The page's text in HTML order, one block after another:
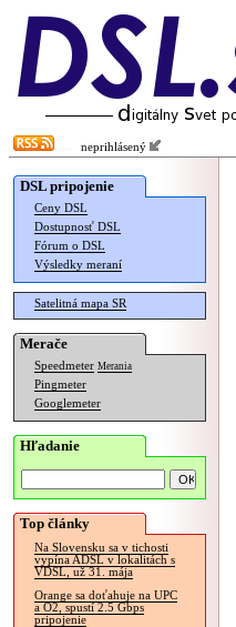
neprihlásený
DSL pripojenie
Ceny DSL
Dostupnosť DSL
Fórum o DSL
Výsledky meraní
Satelitná mapa SR
Merače
Speedmeter Merania
Pingmeter
Googlemeter
Hľadanie
Top články
Na Slovensku sa v tichosti
vypína ADSL v lokalitách s
VDSL, už 31. mája
Orange sa doťahuje na UPC
a O2, spustí 2.5 Gbps
pripojenie